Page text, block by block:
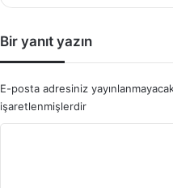
Bir yanıt yazın
E-posta adresiniz
işaretlenmişlerdir